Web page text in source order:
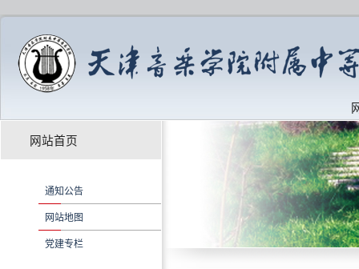
网站首页
通知公告
网站地图
党建专栏